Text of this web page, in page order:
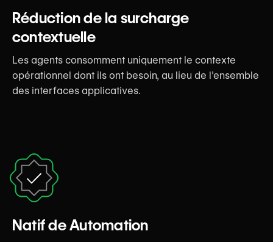
Réduction de la surcharge
contextuelle
Les agents consomment uniquement le contexte
opérationnel dont ils ont besoin, au lieu de l’ensemble
des interfaces applicatives.
Natif de Automation